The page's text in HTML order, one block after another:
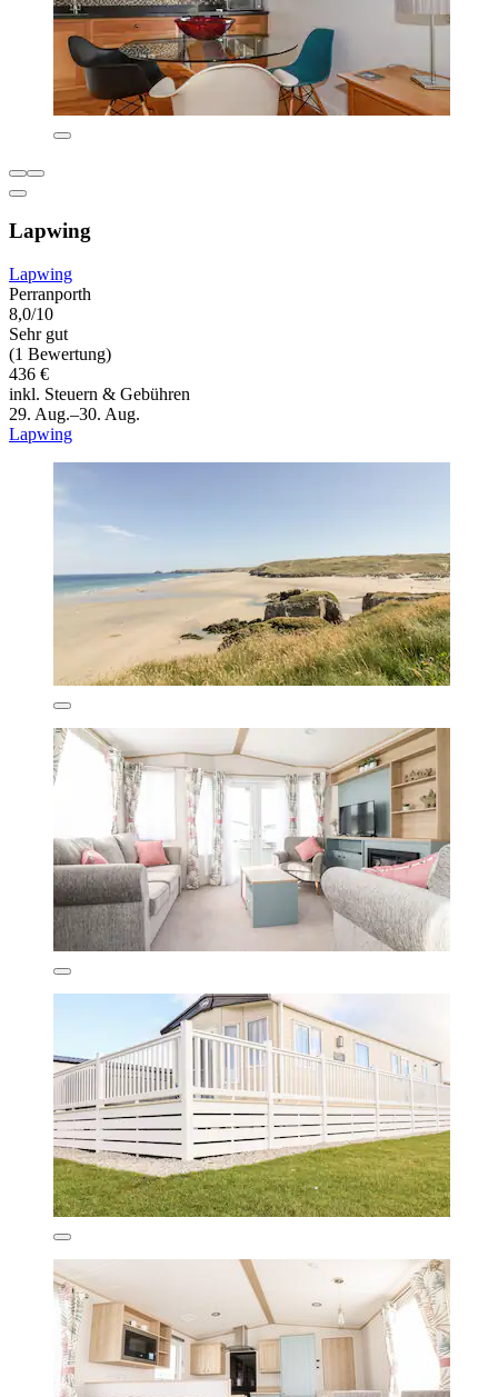
Lapwing
Lapwing
Perranporth
8,0/10
Sehr gut
(1 Bewertung)
436 €
inkl. Steuern & Gebühren
29. Aug.–30. Aug.
Lapwing